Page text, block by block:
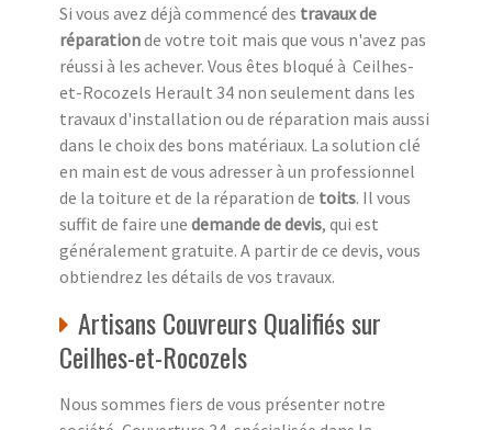
Si vous avez déjà commencé des travaux de
réparationde votre toit mais que vous n'avez pas
réussi à les achever. Vous êtes bloqué à Ceilhes-
et-Rocozels Herault 34 non seulement dans les
travaux d'installation ou de réparation mais aussi
dans le choix des bons matériaux. La solution clé
en main est de vous adresser à un professionnel
de la toiture et de la réparation de toits. Il vous
suffit de faire une demande de devis, qui est
généralement gratuite. A partir de ce devis, vous
obtiendrez les détails de vos travaux.
Artisans Couvreurs Qualifiés sur
Ceilhes-et-Rocozels
Nous sommes fiers de vous présenter notre